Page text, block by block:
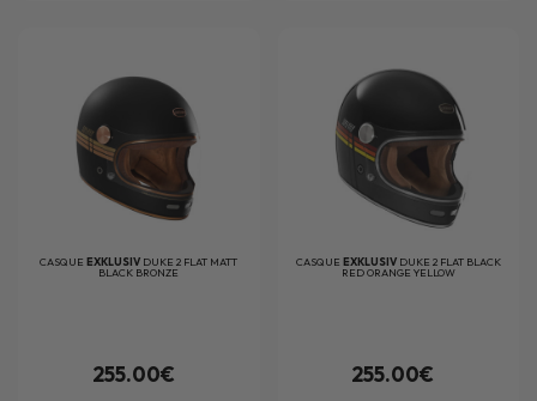
CASQUEEXKLUSIV DUKE 2 FLAT MATT
BLACK BRONZE
255.00€
CASQUE EXKLUSIV DUKE 2 FLAT BLACK
RED ORANGE YELLOW
255.00€